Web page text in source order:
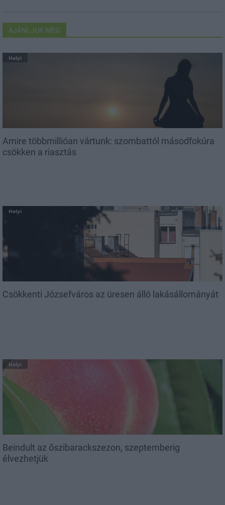
AJÁNLJUK MÉG
Helyi
Amire többmillióan vártunk: szombattól másodfokúra
csökken a riasztás
Helyi
Csökkenti Józsefváros az üresen álló lakásállományát
Helyi
Beindult az őszibarackszezon, szeptemberig
élvezhetjük